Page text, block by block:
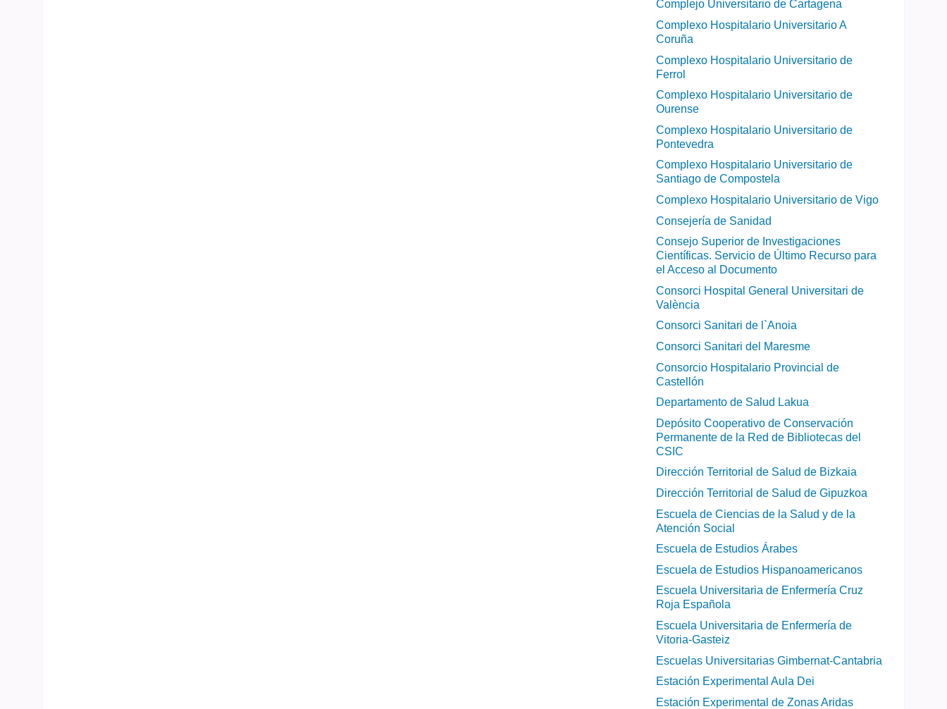
Complejo Universitario de Cartagena
Complexo Hospitalario Universitario A
Coruña
Complexo Hospitalario Universitario de
Ferrol
Complexo Hospitalario Universitario de
Ourense
Complexo Hospitalario Universitario de
Pontevedra
Complexo Hospitalario Universitario de
Santiago de Compostela
Complexo Hospitalario Universitario de Vigo
Consejería de Sanidad
Consejo Superior de Investigaciones
Científicas. Servicio de Último Recurso para
el Acceso al Documento
Consorci Hospital General Universitari de
València
Consorci Sanitari de l`Anoia
Consorci Sanitari del Maresme
Consorcio Hospitalario Provincial de
Castellón
Departamento de Salud Lakua
Depósito Cooperativo de Conservación
Permanente de la Red de Bibliotecas del
CSIC
Dirección Territorial de Salud de Bizkaia
Dirección Territorial de Salud de Gipuzkoa
Escuela de Ciencias de la Salud y de la
Atención Social
Escuela de Estudios Árabes
Escuela de Estudios Hispanoamericanos
Escuela Universitaria de Enfermería Cruz
Roja Española
Escuela Universitaria de Enfermería de
Vitoria-Gasteiz
Escuelas Universitarias Gimbernat-Cantabria
Estación Experimental Aula Dei
Estación Experimental de Zonas Aridas